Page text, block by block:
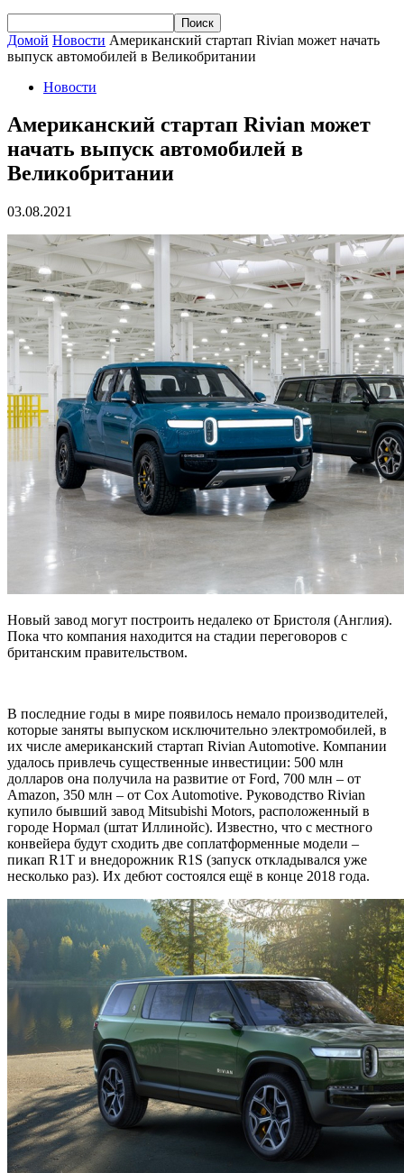
Домой Новости Американский стартап Rivian может начать
выпуск автомобилей в Великобритании
Новости
Американский стартап Rivian может
начать выпуск автомобилей в
Великобритании
03.08.2021
Новый завод могут построить недалеко от Бристоля (Англия).
Пока что компания находится на стадии переговоров с
британским правительством.
В последние годы в мире появилось немало производителей,
которые заняты выпуском исключительно электромобилей, в
их числе американский стартап Rivian Automotive. Компании
удалось привлечь существенные инвестиции: 500 млн
долларов она получила на развитие от Ford, 700 млн – от
Amazon, 350 млн – от Cox Automotive. Руководство Rivian
купило бывший завод Mitsubishi Motors, расположенный в
городе Нормал (штат Иллинойс). Известно, что с местного
конвейера будут сходить две соплатформенные модели –
пикап R1T и внедорожник R1S (запуск откладывался уже
несколько раз). Их дебют состоялся ещё в конце 2018 года.